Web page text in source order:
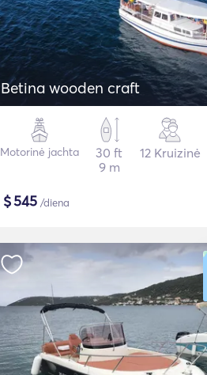
Betina wooden craft
Motorinė jachta
30 ft
9 m
12 Kruizinė
$545 /diena